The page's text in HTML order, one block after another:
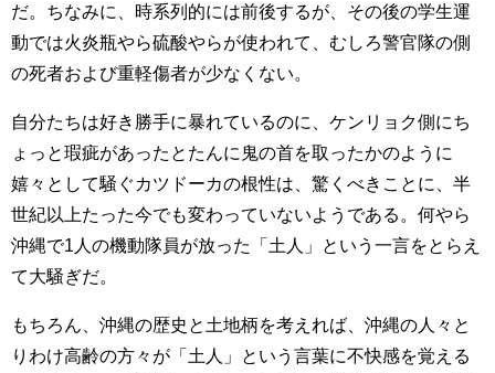
だ。ちなみに、時系列的には前後するが、その後の学生運
動では火炎瓶やら硫酸やらが使われて、むしろ警官隊の側
の死者および重軽傷者が少なくない。
自分たちは好き勝手に暴れているのに、ケンリョク側にち
ょっと瑕疵があったとたんに鬼の首を取ったかのように
嬉々として騒ぐカツドーカの根性は、驚くべきことに、半
世紀以上たった今でも変わっていないようである。何やら
沖縄で1人の機動隊員が放った「土人」という一言をとらえ
て大騒ぎだ。
もちろん、沖縄の歴史と土地柄を考えれば、沖縄の人々と
りわけ高齢の方々が「土人」という言葉に不快感を覚える